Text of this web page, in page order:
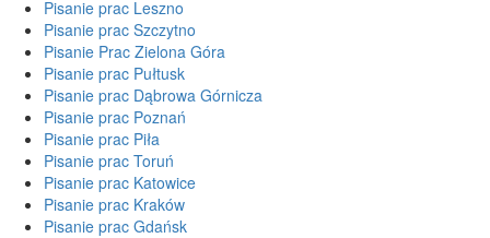
Pisanie prac Leszno
Pisanie prac Szczytno
Pisanie Prac Zielona Góra
Pisanie prac Pułtusk
Pisanie prac Dąbrowa Górnicza
Pisanie prac Poznań
Pisanie prac Piła
Pisanie prac Toruń
Pisanie prac Katowice
Pisanie prac Kraków
Pisanie prac Gdańsk